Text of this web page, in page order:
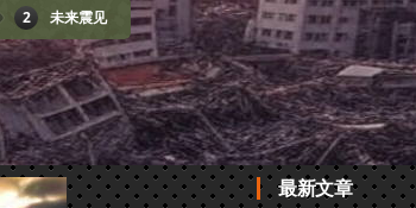
未来震见
最新文章